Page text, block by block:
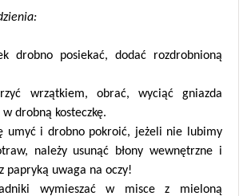
drobno posiekać, dodać rozdrobnioną
wrzątkiem, obrać, wyciąć gniazda
drobną kosteczkę.
umyć i drobno pokroić, jeżeli nie lubimy
należy usunąć błony wewnętrzne i
papryką uwaga na oczy!
wymieszać w misce z mieloną